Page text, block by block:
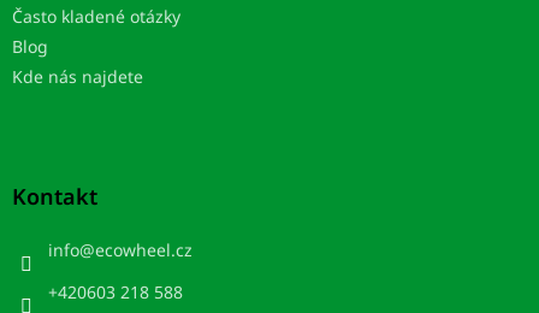
Často kladené otázky
Blog
Kde nás najdete
Kontakt
info@ecowheel.cz
+420603 218 588